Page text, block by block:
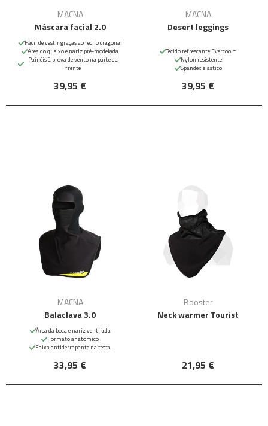
MACNA
Máscara facial 2.0
Fácil de vestir graças ao fecho diagonal
Área do queixo e nariz pré-modelada
Painéis à prova de vento na parte da
frente
39,95 €
MACNA
Desert leggings
Tecido refrescante Evercool™
Nylon resistente
Spandex elástico
39,95 €
MACNA
Balaclava 3.0
Área da boca e nariz ventilada
Formato anatómico
Faixa antiderrapante na testa
33,95 €
Booster
Neck warmer Tourist
21,95 €